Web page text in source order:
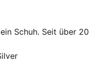
Schuh. Seit über 20
lieber Regeln
Name ist
‚Monster‘ –